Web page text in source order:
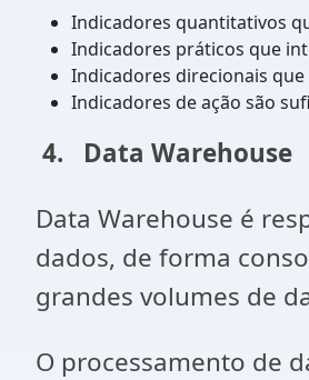
Indicadores quantitativos
Indicadores práticos que
Indicadores direcionais
Indicadores de ação são
4. Data Warehouse
Data Warehouse é
dados, de forma
grandes volumes de
O processamento de